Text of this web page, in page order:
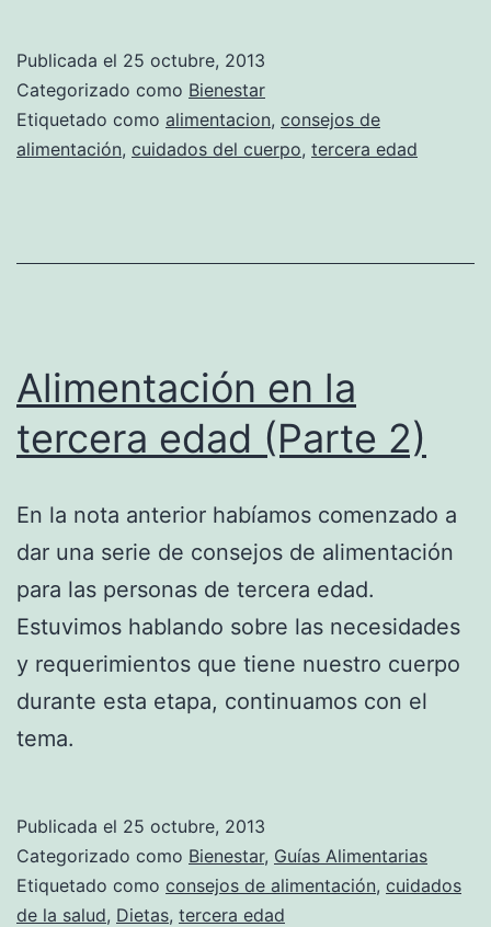
Publicada el 25 octubre, 2013
Categorizado como Bienestar
Etiquetado como alimentacion, consejos de
alimentación, cuidados del cuerpo, tercera edad
Alimentación en la
tercera edad (Parte 2)
En la nota anterior habíamos comenzado a
dar una serie de consejos de alimentación
para las personas de tercera edad.
Estuvimos hablando sobre las necesidades
y requerimientos que tiene nuestro cuerpo
durante esta etapa, continuamos con el
tema.
Publicada el 25 octubre, 2013
Categorizado como Bienestar, Guías Alimentarias
Etiquetado como consejos de alimentación, cuidados
de la salud, Dietas, tercera edad